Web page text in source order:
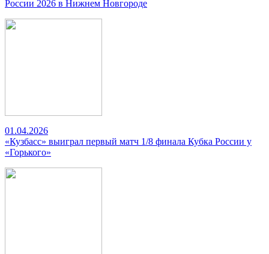
России 2026 в Нижнем Новгороде
01.04.2026
«Кузбасс» выиграл первый матч 1/8 финала Кубка России у
«Горького»